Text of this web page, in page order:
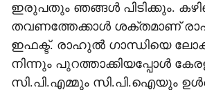
ഇരുപതും ഞങ്ങള്‍ പിടിക്കും.
തവണത്തേക്കാള്‍ ശക്തമാണ്
ഇഫക്ട്. രാഹുല്‍ ഗാന്ധിയെ
നിന്നും പുറത്താക്കിയപ്പോള്‍
സി.പി.എമ്മും സി.പി.ഐയും